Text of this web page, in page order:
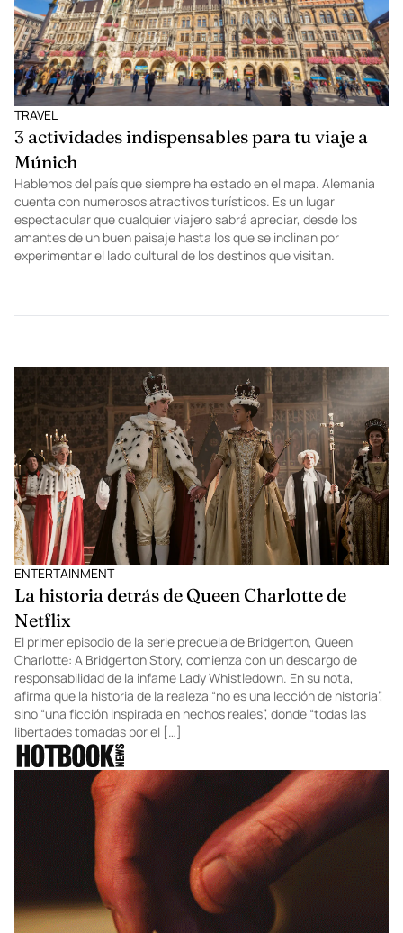
TRAVEL
3 actividades indispensables para tu viaje a
Múnich
Hablemos del país que siempre ha estado en el mapa. Alemania
cuenta con numerosos atractivos turísticos. Es un lugar
espectacular que cualquier viajero sabrá apreciar, desde los
amantes de un buen paisaje hasta los que se inclinan por
ENTERTAINMENT
La historia detrás de Queen Charlotte de
Netflix
El primer episodio de la serie precuela de Bridgerton, Queen
Charlotte: A Bridgerton Story, comienza con un descargo de
responsabilidad de la infame Lady Whistledown. En su nota,
afirma que la historia de la realeza “no es una lección de historia”,
sino “una ficción inspirada en hechos reales”, donde “todas las
libertades tomadas por el […]